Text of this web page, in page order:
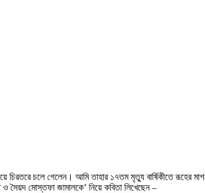
চিরতরে চলে গেলেন। আমি তাহার ১৭তম মৃত্যু বার্ষিকীতে রূহের
ও সৈয়দ মোস্তফা জামালকে’ নিয়ে কবিতা লিখেছেন –